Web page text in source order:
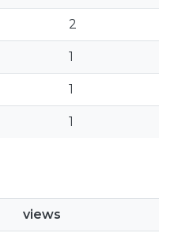
2
1
1
1
views